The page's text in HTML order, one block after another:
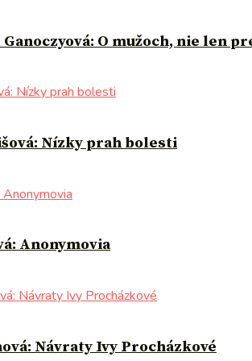
O mužoch, nie len
Nízky prah bolesti
Anonymovia
Návraty Ivy Procházkové